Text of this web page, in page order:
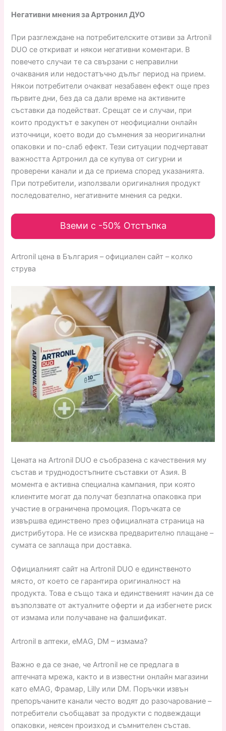
Негативни мнения за Артронил ДУО
При разглеждане на потребителските отзиви за Artronil
DUO се откриват и някои негативни коментари. В
повечето случаи те са свързани с неправилни
очаквания или недостатъчно дълъг период на прием.
Някои потребители очакват незабавен ефект още през
първите дни, без да са дали време на активните
съставки да подействат. Срещат се и случаи, при
които продуктът е закупен от неофициални онлайн
източници, което води до съмнения за неоригинални
опаковки и по-слаб ефект. Тези ситуации подчертават
важността Артронил да се купува от сигурни и
проверени канали и да се приема според указанията.
При потребители, използвали оригиналния продукт
последователно, негативните мнения са редки.
Вземи с -50% Отстъпка
Artronil цена в България – официален сайт – колко
струва
Цената на Artronil DUO е съобразена с качествения му
състав и труднодостъпните съставки от Азия. В
момента е активна специална кампания, при която
клиентите могат да получат безплатна опаковка при
участие в ограничена промоция. Поръчката се
извършва единствено през официалната страница на
дистрибутора. Не се изисква предварително плащане –
сумата се заплаща при доставка.
Официалният сайт на Artronil DUO е единственото
място, от което се гарантира оригиналност на
продукта. Това е също така и единственият начин да се
възползвате от актуалните оферти и да избегнете риск
от измама или получаване на фалшификат.
Artronil в аптеки, eMAG, DM – измама?
Важно е да се знае, че Artronil не се предлага в
аптечната мрежа, както и в известни онлайн магазини
като eMAG, Фрамар, Lilly или DM. Поръчки извън
препоръчаните канали често водят до разочарование –
потребители съобщават за продукти с подвеждащи
опаковки, неясен произход и съмнителен състав.